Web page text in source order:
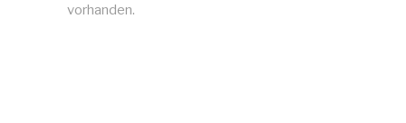
vorhanden.